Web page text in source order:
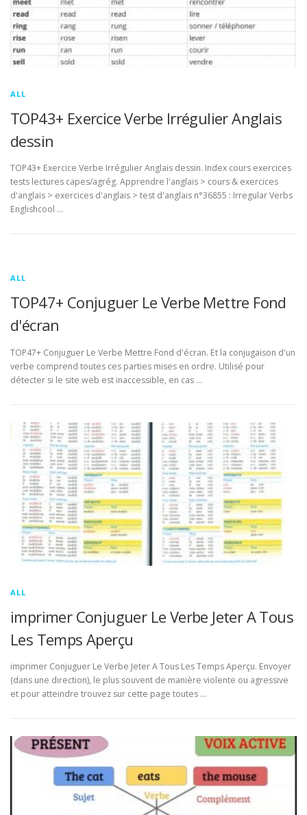
ALL
TOP43+ Exercice Verbe Irrégulier Anglais
dessin
TOP43+ Exercice Verbe Irrégulier Anglais dessin. Index cours exercices
tests lectures capes/agrég. Apprendre l'anglais > cours & exercices
d'anglais > exercices d'anglais > test d'anglais n°36855 : Irregular Verbs
Englishcool …
ALL
TOP47+ Conjuguer Le Verbe Mettre Fond
d'écran
TOP47+ Conjuguer Le Verbe Mettre Fond d'écran. Et la conjugaison d'un
verbe comprend toutes ces parties mises en ordre. Utilisé pour
détecter si le site web est inaccessible, en cas …
ALL
imprimer Conjuguer Le Verbe Jeter A Tous
Les Temps Aperçu
imprimer Conjuguer Le Verbe Jeter A Tous Les Temps Aperçu. Envoyer
(dans une direction), le plus souvent de manière violente ou agressive
et pour atteindre trouvez sur cette page toutes …